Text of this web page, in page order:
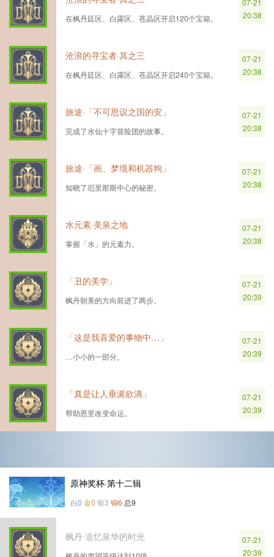
在枫丹廷区、白露区、苍晶区开启120个宝箱。
07-21
20:38
沧浪的寻宝者·其之三
在枫丹廷区、白露区、苍晶区开启240个宝箱。
07-21
20:38
旅途·「不可思议之国的安」
完成了水仙十字冒险团的故事。
07-21
20:38
旅途·「画、梦境和机器狗」
知晓了厄里那斯中心的秘密。
07-21
20:38
水元素·美泉之地
掌握「水」的元素力。
07-21
20:38
「丑的美学」
枫丹朝美的方向前进了两步。
07-21
20:39
「这是我喜爱的事物中…」
…小小的一部分。
07-21
20:39
「真是让人垂涎欲滴」
帮助恩里改变命运。
07-21
20:39
原神奖杯·第十二辑
白0 金0 银3 铜6 总9
枫丹·追忆泉华的时光
07-21
20:39